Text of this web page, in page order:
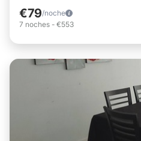
€79/noche
7 noches - €553